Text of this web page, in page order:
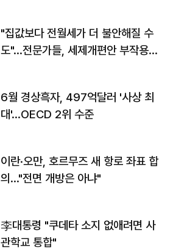
"집값보다 전월세가 더 불안해질 수
도"…전문가들, 세제개편안 부작용
6월 경상흑자, 497억달러 '사상 최
대'…OECD 2위 수준
이란·오만, 호르무즈 새 항로 좌표 합
의…"전면 개방은 아냐"
李대통령 "쿠데타 소지 없애려면 사
관학교 통합"